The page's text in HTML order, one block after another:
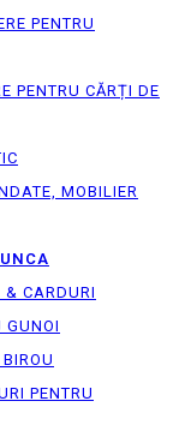
PENTRU
PENTRU CĂRȚI DE
MOBILIER
& СARDURI
GUNOI
PENTRU